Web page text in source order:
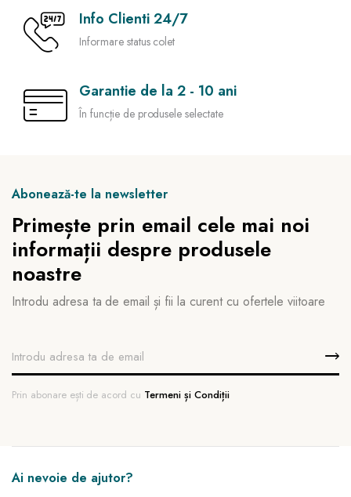
Info Clienti 24/7
Informare status colet
Garantie de la 2 - 10 ani
În funcție de produsele selectate
Abonează-te la newsletter
Primește prin email cele mai noi
informații despre produsele
noastre
Introdu adresa ta de email și fii la curent cu ofertele viitoare
Prin abonare ești de acord cu Termeni și Condiții
Ai nevoie de ajutor?